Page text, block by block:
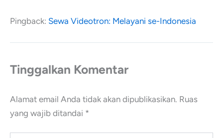
Pingback: Sewa Videotron: Melayani se-Indonesia
Tinggalkan Komentar
Alamat email Anda tidak akan dipublikasikan. Ruas
yang wajib ditandai *